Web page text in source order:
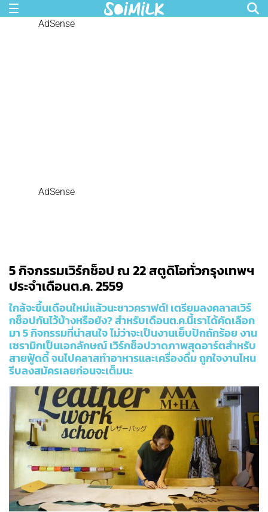
AdSense
AdSense
5 กิจกรรมเวิร์กช็อป ณ 22 สตูดิโอทั่วกรุงเทพฯ
ประจำเดือนต.ค. 2559
ใกล้จะขึ้นเดือนใหม่แล้วนะชาวคราฟต์! เตรียมลงคลาสเวิร์
กช็อปกันไว้บ้างหรือยัง? สำหรับเดือนต.ค.นี้เราได้คัดเลือก
มา 5 กิจกรรมที่น่าสนใจ ไม่ว่าจะเป็นงานเย็บปักถักร้อย งาน
เซรามิกเป็นเอกลักษณ์ เวิร์กช็อปวาดภาพสุดอาร์ตสำหรับ
สายฟู้ดดี้ จนไปคลาสทำอาหารและเครื่องดื่ม ถูกใจงานไหน
รีบลงสมัครเลยก่อนจะเต็มนะ